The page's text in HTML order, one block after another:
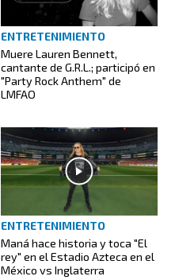
ENTRETENIMIENTO
Muere Lauren Bennett,
cantante de G.R.L.; participó en
"Party Rock Anthem" de
LMFAO
ENTRETENIMIENTO
Maná hace historia y toca "El
rey" en el Estadio Azteca en el
México vs Inglaterra